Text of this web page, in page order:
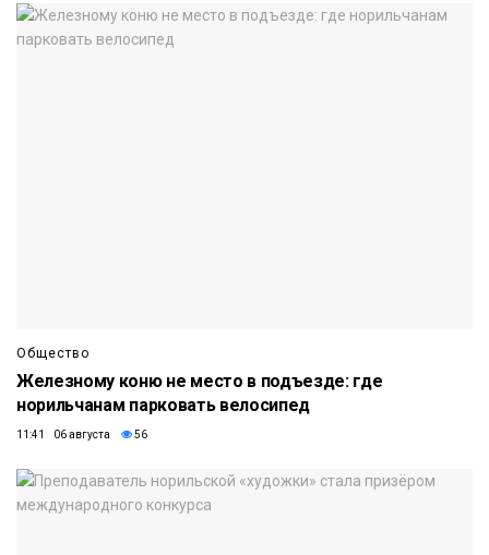
Общество
Железному коню не место в подъезде: где
норильчанам парковать велосипед
11:41 06 августа 56